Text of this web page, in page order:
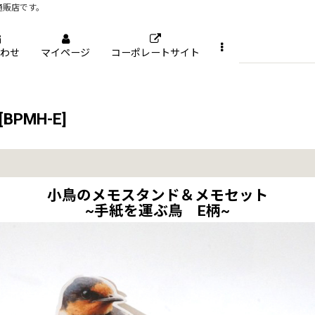
店です。
せ マイページ コーポレートサイト
BPMH-E]
小鳥のメモスタンド＆メモセット
~手紙を運ぶ鳥 E柄~